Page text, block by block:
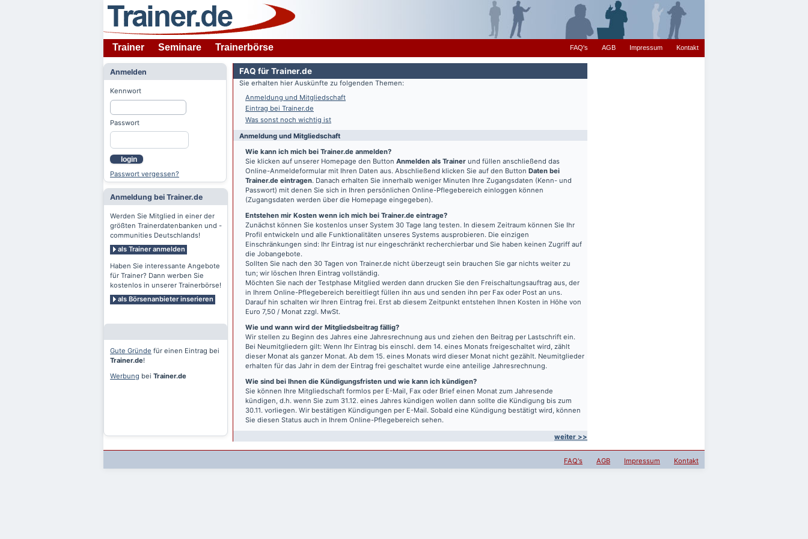
Trainer Seminare Trainerbörse FAQ's AGB Impressum Kontakt
Anmelden
Kennwort
Passwort
login
Passwort vergessen?
Anmeldung bei Trainer.de
Werden Sie Mitglied in einer der
größten Trainerdatenbanken und -
communities Deutschlands!
als Trainer anmelden
Haben Sie interessante Angebote
für Trainer? Dann werben Sie
kostenlos in unserer Trainerbörse!
als Börsenanbieter inserieren
Gute Gründe für einen Eintrag bei
Trainer.de!
Werbung bei Trainer.de
FAQ für Trainer.de
Sie erhalten hier Auskünfte zu folgenden Themen:
Anmeldung und Mitgliedschaft
Eintrag bei Trainer.de
Was sonst noch wichtig ist
Anmeldung und Mitgliedschaft
Wie kann ich mich bei Trainer.de anmelden?
Sie klicken auf unserer Homepage den Button Anmelden als Trainer und füllen anschließend das
Online-Anmeldeformular mit Ihren Daten aus. Abschließend klicken Sie auf den Button Daten bei
Trainer.de eintragen. Danach erhalten Sie innerhalb weniger Minuten Ihre Zugangsdaten (Kenn- und
Passwort) mit denen Sie sich in Ihren persönlichen Online-Pflegebereich einloggen können
(Zugangsdaten werden über die Homepage eingegeben).
Entstehen mir Kosten wenn ich mich bei Trainer.de eintrage?
Zunächst können Sie kostenlos unser System 30 Tage lang testen. In diesem Zeitraum können Sie Ihr
Profil entwickeln und alle Funktionalitäten unseres Systems ausprobieren. Die einzigen
Einschränkungen sind: Ihr Eintrag ist nur eingeschränkt recherchierbar und Sie haben keinen Zugriff auf
die Jobangebote.
Sollten Sie nach den 30 Tagen von Trainer.de nicht überzeugt sein brauchen Sie gar nichts weiter zu
tun; wir löschen Ihren Eintrag vollständig.
Möchten Sie nach der Testphase Mitglied werden dann drucken Sie den Freischaltungsauftrag aus, der
in Ihrem Online-Pflegebereich bereitliegt füllen ihn aus und senden ihn per Fax oder Post an uns.
Darauf hin schalten wir Ihren Eintrag frei. Erst ab diesem Zeitpunkt entstehen Ihnen Kosten in Höhe von
Euro 7,50 / Monat zzgl. MwSt.
Wie und wann wird der Mitgliedsbeitrag fällig?
Wir stellen zu Beginn des Jahres eine Jahresrechnung aus und ziehen den Beitrag per Lastschrift ein.
Bei Neumitgliedern gilt: Wenn Ihr Eintrag bis einschl. dem 14. eines Monats freigeschaltet wird, zählt
dieser Monat als ganzer Monat. Ab dem 15. eines Monats wird dieser Monat nicht gezählt. Neumitglieder
erhalten für das Jahr in dem der Eintrag frei geschaltet wurde eine anteilige Jahresrechnung.
Wie sind bei Ihnen die Kündigungsfristen und wie kann ich kündigen?
Sie können Ihre Mitgliedschaft formlos per E-Mail, Fax oder Brief einen Monat zum Jahresende
kündigen, d.h. wenn Sie zum 31.12. eines Jahres kündigen wollen dann sollte die Kündigung bis zum
30.11. vorliegen. Wir bestätigen Kündigungen per E-Mail. Sobald eine Kündigung bestätigt wird, können
Sie diesen Status auch in Ihrem Online-Pflegebereich sehen.
weiter >>
FAQ's AGB Impressum Kontakt